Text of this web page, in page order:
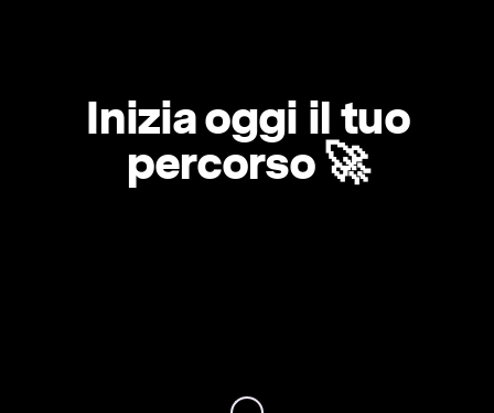
Inizia oggi il tuo
percorso 🚀